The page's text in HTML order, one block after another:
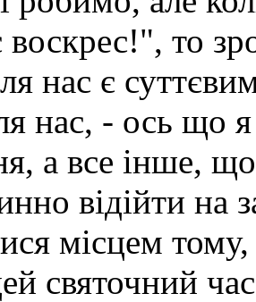
то
нас є
нас, - ось що я
а все інше, що
відійти на
місцем
святочний